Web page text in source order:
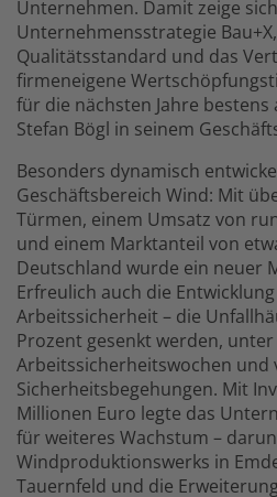
Unternehmen. Damit zeige
Unternehmensstrategie
Qualitätsstandard und das
firmeneigene
für die nächsten Jahre
Stefan Bögl in seinem
Besonders dynamisch
Geschäftsbereich Wind: Mit
Türmen, einem Umsatz von
und einem Marktanteil von
Deutschland wurde ein neuer
Erfreulich auch die
Arbeitssicherheit – die
Prozent gesenkt werden,
Arbeitssicherheitswochen und
Sicherheitsbegehungen. Mit
Millionen Euro legte das
für weiteres Wachstum –
Windproduktionswerks in
Tauernfeld und die